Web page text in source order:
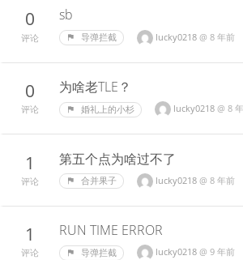
0
评论
sb
导弹拦截 lucky0218 @ 8 年前
0
评论
为啥老TLE？
婚礼上的小杉 lucky0218 @ 8
1
评论
第五个点为啥过不了
合并果子 lucky0218 @ 8 年前
1
评论
RUN TIME ERROR
导弹拦截 lucky0218 @ 9 年前